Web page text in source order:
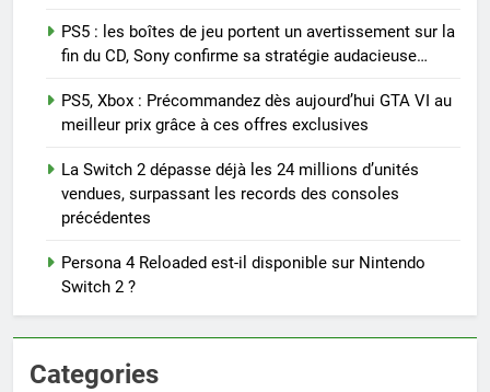
PS5 : les boîtes de jeu portent un avertissement sur la
fin du CD, Sony confirme sa stratégie audacieuse…
PS5, Xbox : Précommandez dès aujourd’hui GTA VI au
meilleur prix grâce à ces offres exclusives
La Switch 2 dépasse déjà les 24 millions d’unités
vendues, surpassant les records des consoles
précédentes
Persona 4 Reloaded est-il disponible sur Nintendo
Switch 2 ?
Categories